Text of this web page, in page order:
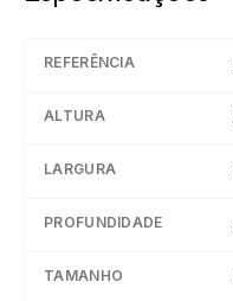
REFERÊNCIA
ALTURA
LARGURA
PROFUNDIDADE
TAMANHO